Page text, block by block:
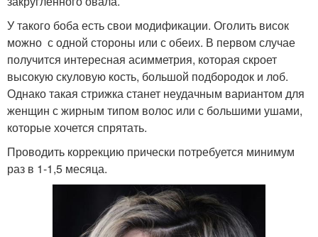
У такого боба есть свои модификации. Оголить висок
можно с одной стороны или с обеих. В первом случае
получится интересная асимметрия, которая скроет
высокую скуловую кость, большой подбородок и лоб.
Однако такая стрижка станет неудачным вариантом для
женщин с жирным типом волос или с большими ушами,
которые хочется спрятать.
Проводить коррекцию прически потребуется минимум
раз в 1-1,5 месяца.